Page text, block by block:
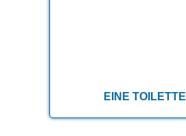
EINE TOILETTE
EINE TOILETTE